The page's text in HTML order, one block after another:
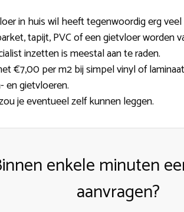
in huis wil heeft tegenwoordig erg
tapijt, PVC of een gietvloer worden
inzetten is meestal aan te raden.
€7,00 per m2 bij simpel vinyl of
en gietvloeren.
je eventueel zelf kunnen leggen.
enkele minuten
aanvragen?